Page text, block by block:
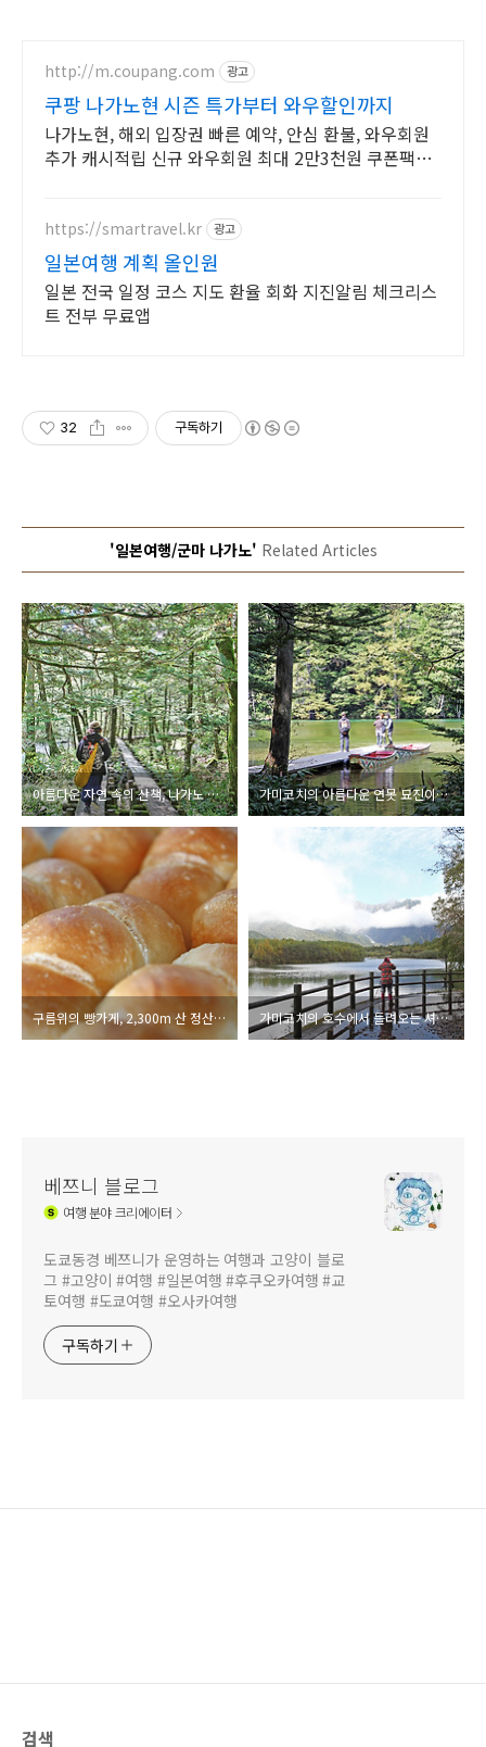
http://m.coupang.com 광고
쿠팡 나가노현 시즌 특가부터 와우할인까지
나가노현, 해외 입장권 빠른 예약, 안심 환불, 와우회원
추가 캐시적립 신규 와우회원 최대 2만3천원 쿠폰팩
https://smartravel.kr 광고
일본여행 계획 올인원
일본 전국 일정 코스 지도 환율 회화 지진알림 체크리스
트 전부 무료앱
32 구독하기
'일본여행/군마 나가노' Related Articles
아름다운 자연 속의 산책, 나가노 가미코치 여행 가미코치의 아름다운 연못 묘진이케의 멋진 풍경
구름위의 빵가게, 2,300m 산 정산에서 만든 고소한 빵의 맛은? 가미코치의 호수에서 들려오는 셔터소리
베쯔니 블로그
여행분야 크리에이터
도쿄동경 베쯔니가 운영하는 여행과 고양이 블로
그 #고양이 #여행 #일본여행 #후쿠오카여행 #교
토여행 #도쿄여행 #오사카여행
구독하기
검색